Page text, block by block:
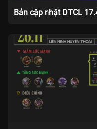
Bản cập nhật DTCL